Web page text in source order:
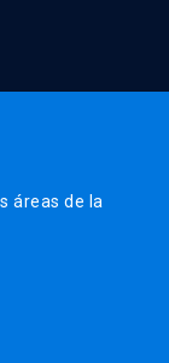
áreas de la